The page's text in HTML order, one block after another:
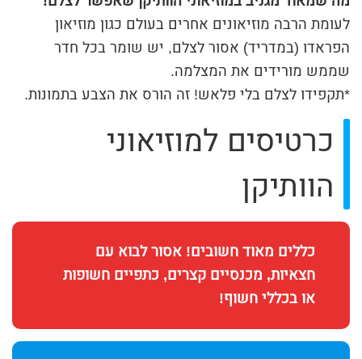
לעומת הרבה מוזיאונים אחרים בעולם כגון מוזיאון
הפראדו (במדריד) אסור לצלם, יש שומר בכל חדר
שממש מורידים את המצלמה.
*תקפידו לצלם בלי פלאש! זה הורס את הצבע בתמונות.
כרטיסים למוזיאוני
הוותיקן
כללים מאוד חשובים! אסור לבוא עם
חצאיות, מכנסיים קצרים, כתפיים חשופות
או בכללי חשוף!